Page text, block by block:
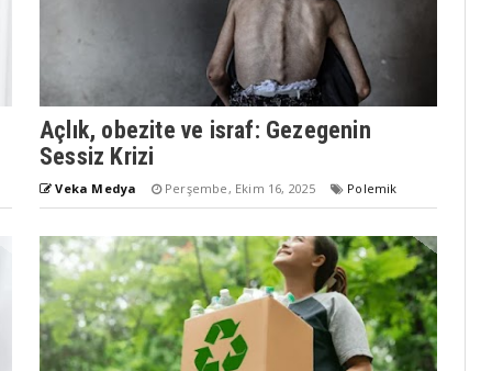
Açlık, obezite ve israf: Gezegenin
Sessiz Krizi
Veka Medya Perşembe, Ekim 16, 2025 Polemik